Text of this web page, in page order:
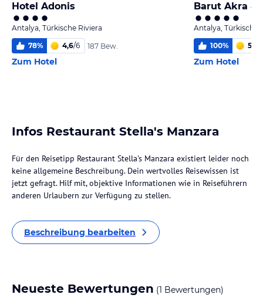
Hotel Adonis
Antalya, Türkische Riviera
78% 4,6/6 187 Bew.
Zum Hotel
Barut Akra &
Antalya, Türkische
100% 5,1
Zum Hotel
Infos Restaurant Stella's Manzara
Für den Reisetipp Restaurant Stella's Manzara existiert leider noch
keine allgemeine Beschreibung. Dein wertvolles Reisewissen ist
jetzt gefragt. Hilf mit, objektive Informationen wie in Reiseführern
anderen Urlaubern zur Verfügung zu stellen.
Beschreibung bearbeiten
Neueste Bewertungen (1 Bewertungen)